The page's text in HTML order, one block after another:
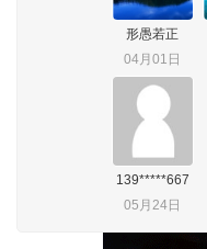
形愚若正
04月01日
139*****667
05月24日